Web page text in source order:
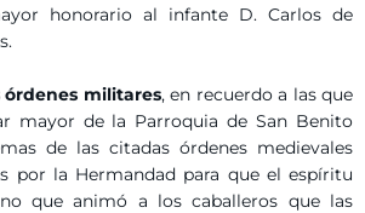
honorario al infante D. Carlos de
órdenes militares, en recuerdo a las que
mayor de la Parroquia de San Benito
de las citadas órdenes medievales
por la Hermandad para que el espíritu
que animó a los caballeros que las